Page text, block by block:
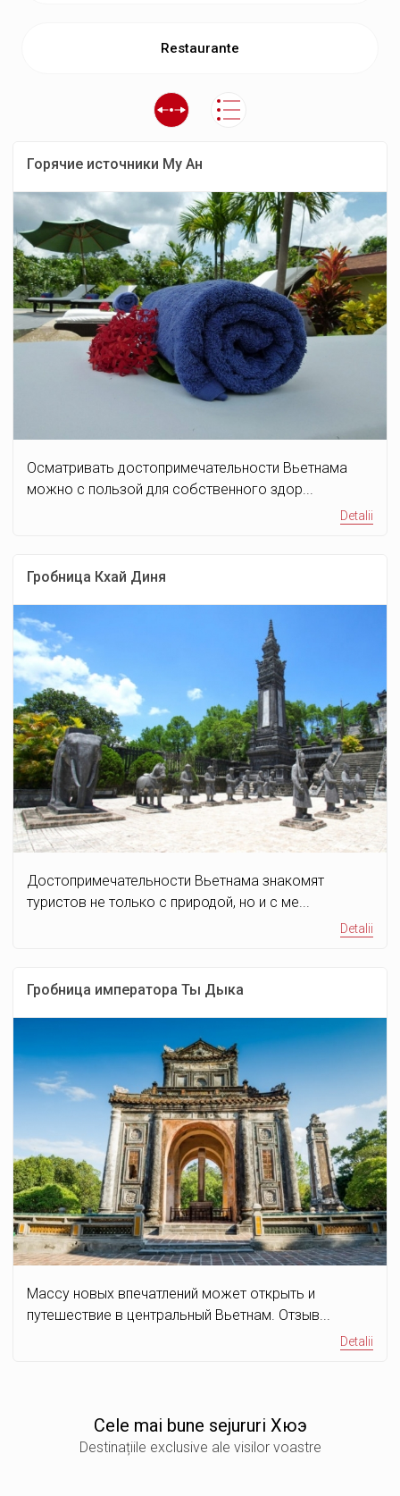
Restaurante
Горячие источники Му Ан
Осматривать достопримечательности Вьетнама
можно с пользой для собственного здор...
Detalii
Гробница Кхай Диня
Достопримечательности Вьетнама знакомят
туристов не только с природой, но и с ме...
Detalii
Гробница императора Ты Дыка
Массу новых впечатлений может открыть и
путешествие в центральный Вьетнам. Отзыв...
Detalii
Сele mai bune sejururi Хюэ
Destinațiile exclusive ale visilor voastre